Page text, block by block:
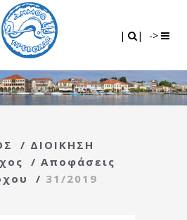
| | ->
/ ΔΙΟΙΚΗΣΗ
/ Αποφάσεις
/ 31/2019